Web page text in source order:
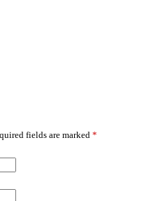
fields are marked *